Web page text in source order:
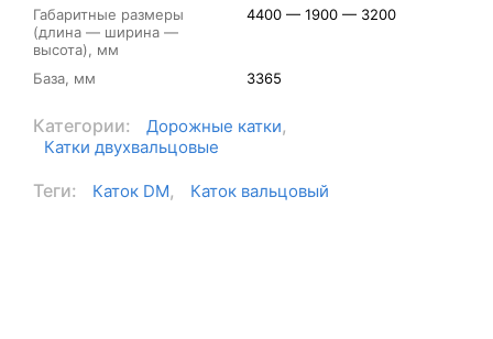
Габаритные размеры
(длина — ширина —
высота), мм
4400 — 1900 — 3200
База, мм 3365
Категории: Дорожные катки,
Катки двухвальцовые
Теги: Каток DM, Каток вальцовый